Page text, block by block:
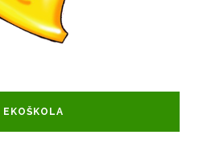
EKOŠKOLA